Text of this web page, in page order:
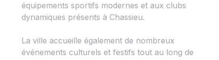
équipements sportifs modernes et aux clubs
dynamiques présents à Chassieu.
La ville accueille également de nombreux
événements culturels et festifs tout au long de